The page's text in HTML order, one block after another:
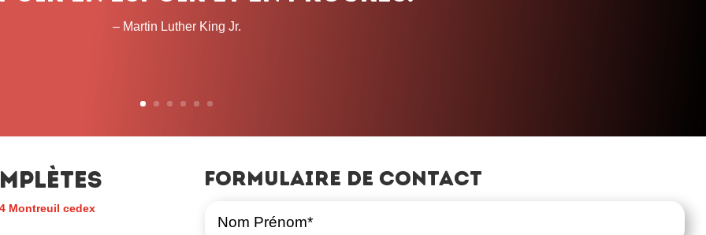
que cela prendra. »
Montreuil cedex
Formulaire de contact